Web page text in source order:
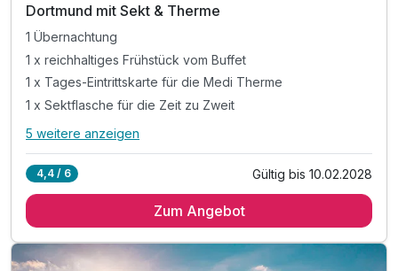
Dortmund mit Sekt & Therme
1 Übernachtung
1 x reichhaltiges Frühstück vom Buffet
1 x Tages-Eintrittskarte für die Medi Therme
1 x Sektflasche für die Zeit zu Zweit
Alle Inklusivleistungen
1 x reichhaltiges Frühstück vom Buffet
1 x Sektflasche für die Zeit zu Zweit
5 weitere anzeigen
4,4 / 6 Gültig bis 10.02.2028
Zum Angebot